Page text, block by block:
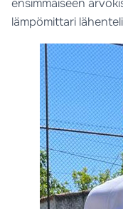
ensimmäiseen
lämpömittari